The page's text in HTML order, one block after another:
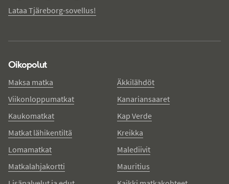
Lataa Tjäreborg-sovellus!
Oikopolut
Maksa matka
Viikonloppumatkat
Kaukomatkat
Matkat lähikentiltä
Lomamatkat
Matkalahjakortti
Äkkilähdöt
Kanariansaaret
Kap Verde
Kreikka
Malediivit
Mauritius